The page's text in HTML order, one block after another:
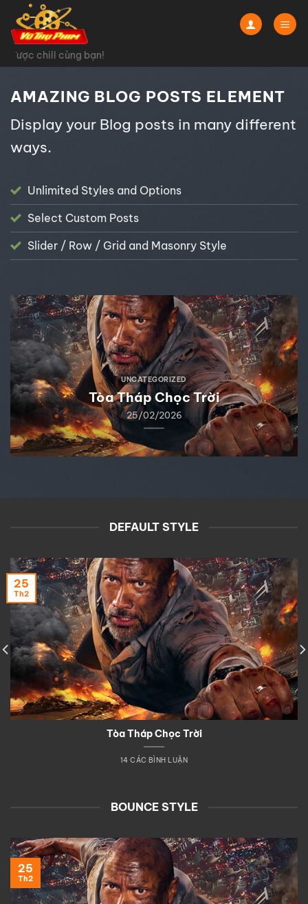
Chuyển
đến
nội
dung
AMAZING BLOG POSTS ELEMENT
Display your Blog posts in many different
ways.
Unlimited Styles and Options
Select Custom Posts
Slider / Row / Grid and Masonry Style
UNCATEGORIZED
Tòa Tháp Chọc Trời
25/02/2026
DEFAULT STYLE
Tòa Tháp Chọc Trời
14 CÁC BÌNH LUẬN
25
Th2
BOUNCE STYLE
25
Th2